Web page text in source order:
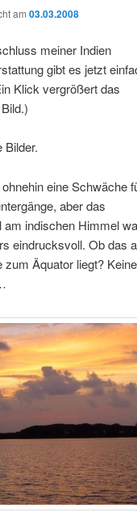
am 03.03.2008
meiner Indien
gibt es jetzt
Klick vergrößert das
Bilder.
eine Schwäche
aber das
am indischen Himmel
eindrucksvoll. Ob das
zum Äquator liegt? Keine